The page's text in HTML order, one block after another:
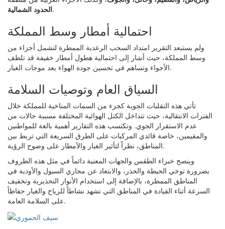
الحدود الشمالية.
احتمالية أمطار وسط المملكة
ولم يستبعد التقرير امتداد السحب الرعدية الممطرة لتشمل أجزاء من
وسط المملكة، حيث أشار إلى احتمالية هطول أمطار خفيفة قد تلطف
الأجواء وتساهم في تحسين جودة الهواء بعد موجات الغبار.
السياق العام وتوصيات السلامة
تأتي هذه التقلبات الجوية كجزء من السمات المناخية للمملكة خلال
الفترات الانتقالية، حيث تتداخل الكتل الهوائية المختلفة مسببة حالات من
عدم الاستقرار الجوي. وتكتسب هذه التقارير أهمية بالغة للمواطنين
والمقيمين، خاصة قائدي المركبات على الطرق السريعة التي تربط بين
المناطق، نظراً لتأثير الغبار والأمطار على وضوح الرؤية.
وينصح خبراء الطقس والجهات المعنية دائماً في مثل هذه الظروف
بضرورة توخي الحيطة والحذر، والابتعاد عن مجاري السيول والأودية في
المناطق الممطرة، بالإضافة إلى استخدام الأنوار التحذيرية وتخفيف
السرعة أثناء القيادة في المناطق التي تشهد نشاطاً للرياح والغبار حفاظاً
على السلامة العامة.